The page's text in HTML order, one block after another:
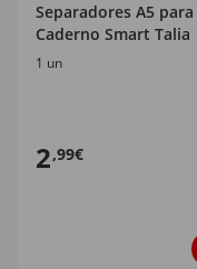
Separadores A5 para
Caderno Smart Talia
1 un
2,99€